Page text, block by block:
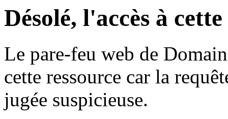
Désolé, l'accès à
Le pare-feu web de
cette ressource car la
jugée suspicieuse.